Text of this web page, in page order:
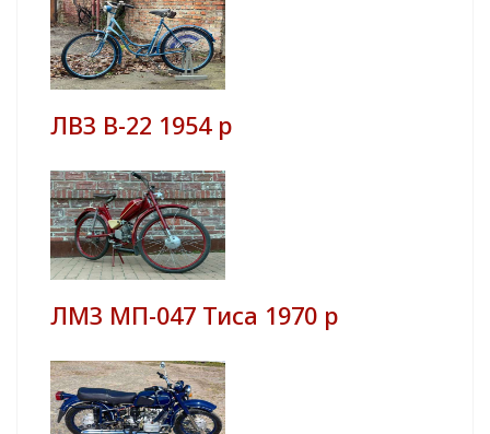
ЛВЗ В-22 1954 р
ЛМЗ МП-047 Тиса 1970 р